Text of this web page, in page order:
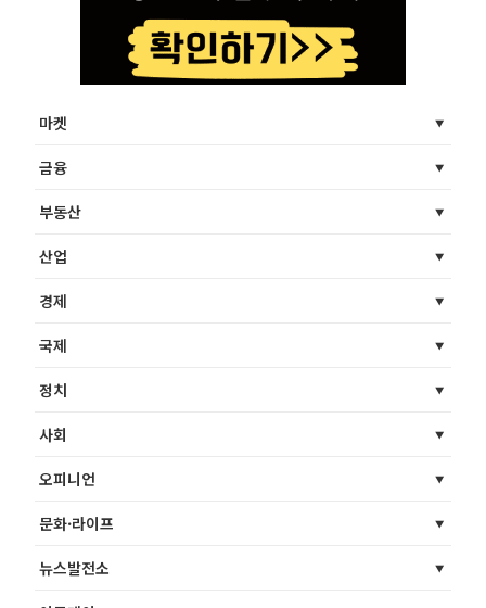
마켓
금융
부동산
산업
경제
국제
정치
사회
오피니언
문화·라이프
뉴스발전소